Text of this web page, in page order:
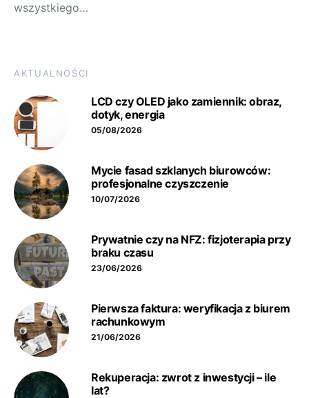
wszystkiego…
AKTUALNOŚCI
LCD czy OLED jako zamiennik: obraz,
dotyk, energia
05/08/2026
Mycie fasad szklanych biurowców:
profesjonalne czyszczenie
10/07/2026
Prywatnie czy na NFZ: fizjoterapia przy
braku czasu
23/06/2026
Pierwsza faktura: weryfikacja z biurem
rachunkowym
21/06/2026
Rekuperacja: zwrot z inwestycji – ile
lat?